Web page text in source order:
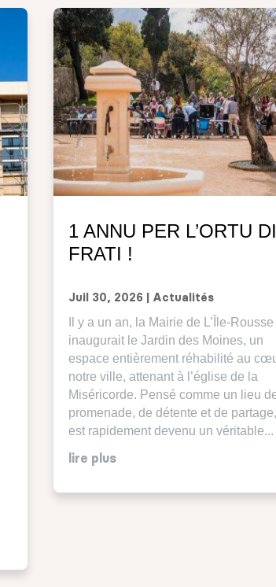
1 ANNU PER L’ORTU
FRATI !
Juil 30, 2026| Actualités
Il y a un an, la Mairie de L’Île-Rousse
inaugurait le Jardin des Moines, un
espace entièrement réhabilité au
notre ville, attenant à l’église de la
Miséricorde. Pensé comme un lieu
promenade, de détente et de partage,
est rapidement devenu un véritable...
lire plus